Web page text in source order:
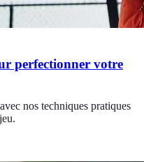
perfectionner votre
nos techniques pratiques